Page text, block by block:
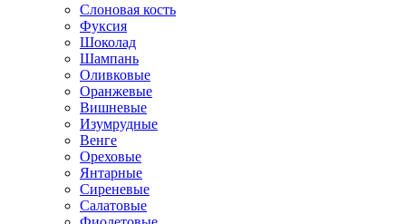
Слоновая кость
Фуксия
Шоколад
Шампань
Оливковые
Оранжевые
Вишневые
Изумрудные
Венге
Ореховые
Янтарные
Сиреневые
Салатовые